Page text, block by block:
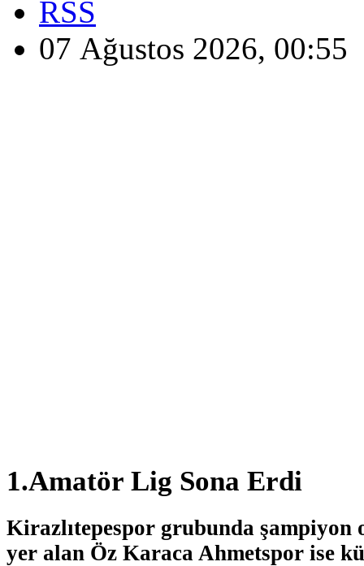
RSS
07 Ağustos 2026, 00:55
1.Amatör Lig Sona Erdi
Kirazlıtepespor grubunda şampiyon
yer alan Öz Karaca Ahmetspor ise